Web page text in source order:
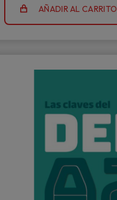
AÑADIR AL CARRITO